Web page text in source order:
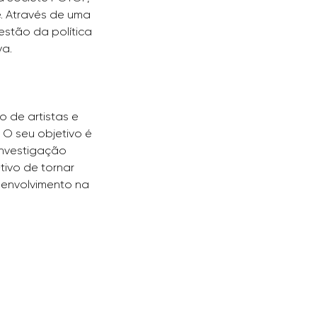
de uma
da política
de artistas e
seu objetivo é
de tornar
na